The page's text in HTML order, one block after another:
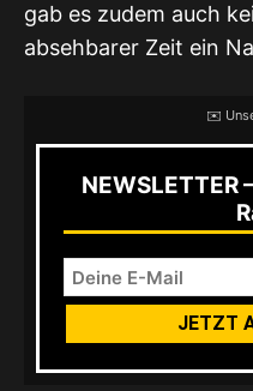
gab es zudem auch
absehbarer Zeit ein
✉️
NEWSLETTER